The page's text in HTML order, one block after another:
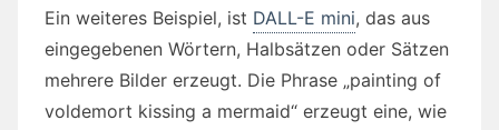
Ein weiteres Beispiel, ist DALL-E mini, das aus
eingegebenen Wörtern, Halbsätzen oder Sätzen
mehrere Bilder erzeugt. Die Phrase „painting of
voldemort kissing a mermaid“ erzeugt eine, wie